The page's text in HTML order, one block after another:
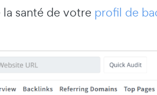
santé de votre profil de